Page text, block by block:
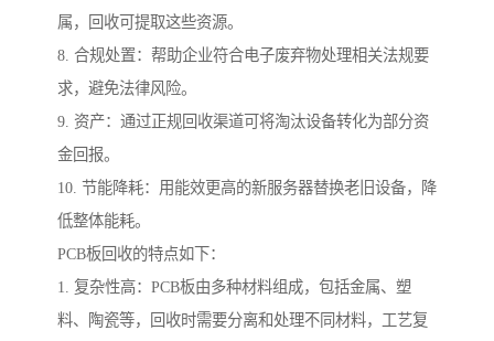
属，回收可提取这些资源。
8. 合规处置：帮助企业符合电子废弃物处理相关法规要
求，避免法律风险。
9. 资产：通过正规回收渠道可将淘汰设备转化为部分资
金回报。
10. 节能降耗：用能效更高的新服务器替换老旧设备，降
低整体能耗。
PCB板回收的特点如下：
1. 复杂性高：PCB板由多种材料组成，包括金属、塑
料、陶瓷等，回收时需要分离和处理不同材料，工艺复